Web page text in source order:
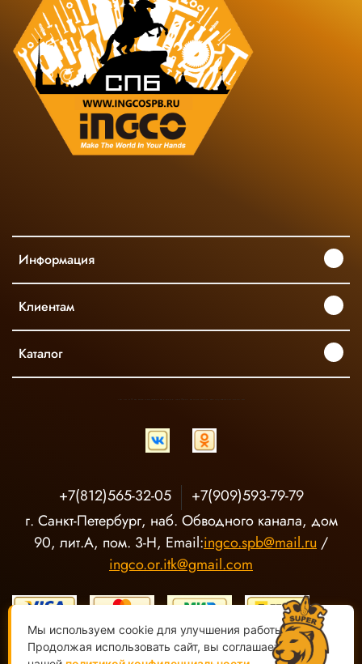
Информация
Клиентам
Каталог
+7(812)565-32-05
+7(909)593-79-79
г. Санкт-Петербург, наб. Обводного канала, дом
90, лит.А, пом. 3-Н, Email:ingco.spb@mail.ru /
ingco.or.itk@gmail.com
Мы используем cookie для улучшения работы сайта.
Продолжая использовать сайт, вы соглашаетесь с